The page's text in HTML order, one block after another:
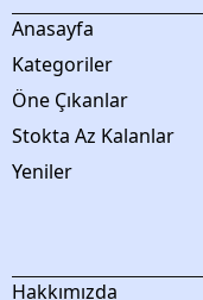
Anasayfa
Kategoriler
Öne Çıkanlar
Stokta Az Kalanlar
Yeniler
Hakkımızda